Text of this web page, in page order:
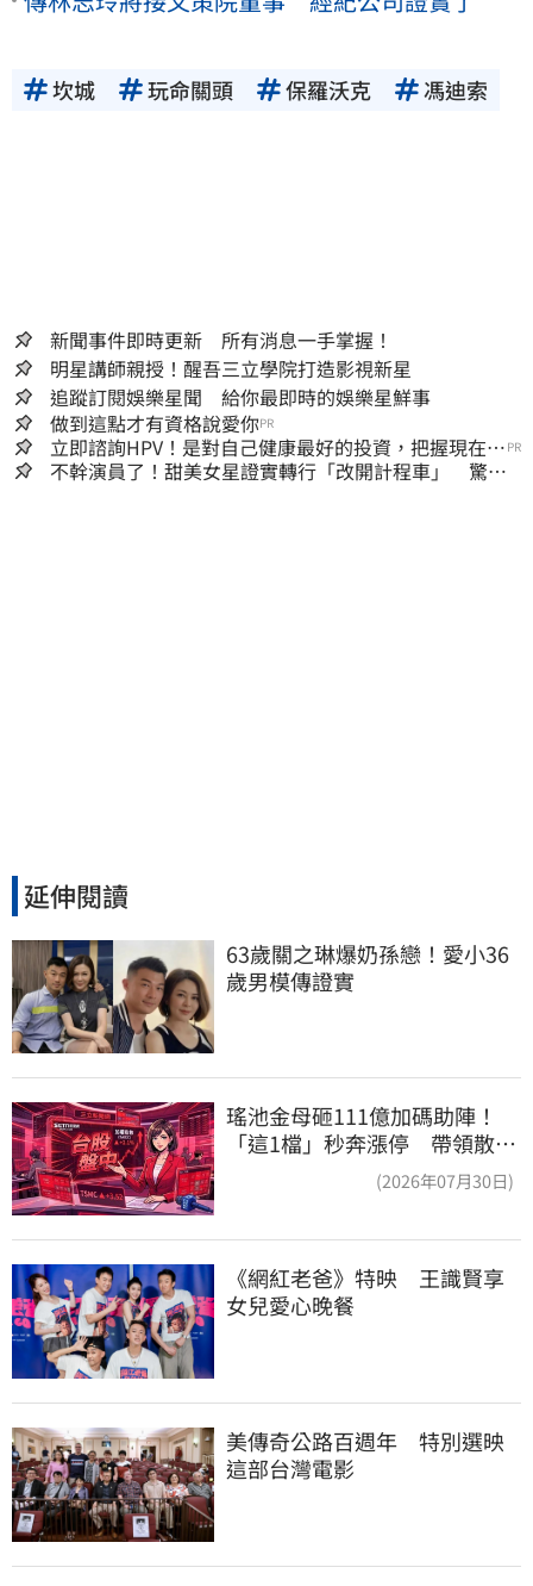
坎城 玩命關頭 保羅沃克 馮迪索
新聞事件即時更新 所有消息一手掌握！
明星講師親授！醒吾三立學院打造影視新星
追蹤訂閱娛樂星聞 給你最即時的娛樂星鮮事
做到這點才有資格說愛你PR
立即諮詢HPV！是對自己健康最好的投資，把握現在不
嫌晚！
PR
不幹演員了！甜美女星證實轉行「改開計程車」 驚人
延伸閱讀
63歲關之琳爆奶孫戀！愛小36
歲男模傳證實
瑤池金母砸111億加碼助陣！
「這1檔」秒奔漲停 帶領散熱
(2026年07月30日)
《網紅老爸》特映　王識賢享
女兒愛心晚餐
美傳奇公路百週年　特別選映
這部台灣電影